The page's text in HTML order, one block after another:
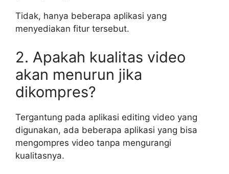
Tidak, hanya beberapa aplikasi yang
menyediakan fitur tersebut.
2. Apakah kualitas video
akan menurun jika
dikompres?
Tergantung pada aplikasi editing video yang
digunakan, ada beberapa aplikasi yang bisa
mengompres video tanpa mengurangi
kualitasnya.